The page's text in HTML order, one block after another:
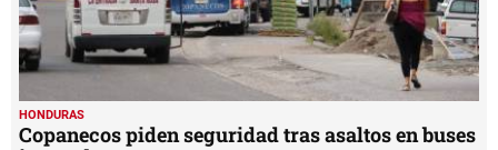
HONDURAS
Copanecos piden seguridad tras asaltos en buses